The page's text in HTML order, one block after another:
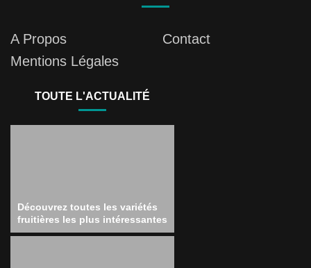
A Propos
Contact
Mentions Légales
TOUTE L'ACTUALITÉ
Découvrez toutes les variétés
fruitières les plus intéressantes